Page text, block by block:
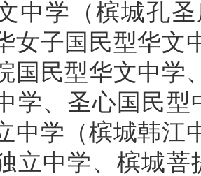
中学（槟城孔
女子国民型华文
国民型华文中学
学、圣心国民
中学（槟城韩江
立中学、槟城菩